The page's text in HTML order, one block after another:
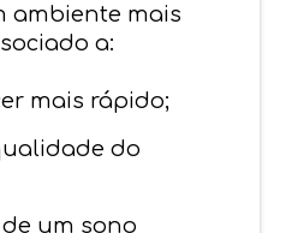
ambiente mais
a:
mais rápido;
do
um sono